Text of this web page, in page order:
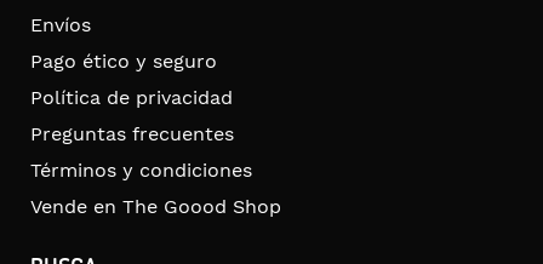
Envíos
Pago ético y seguro
Política de privacidad
Preguntas frecuentes
Términos y condiciones
Vende en The Goood Shop